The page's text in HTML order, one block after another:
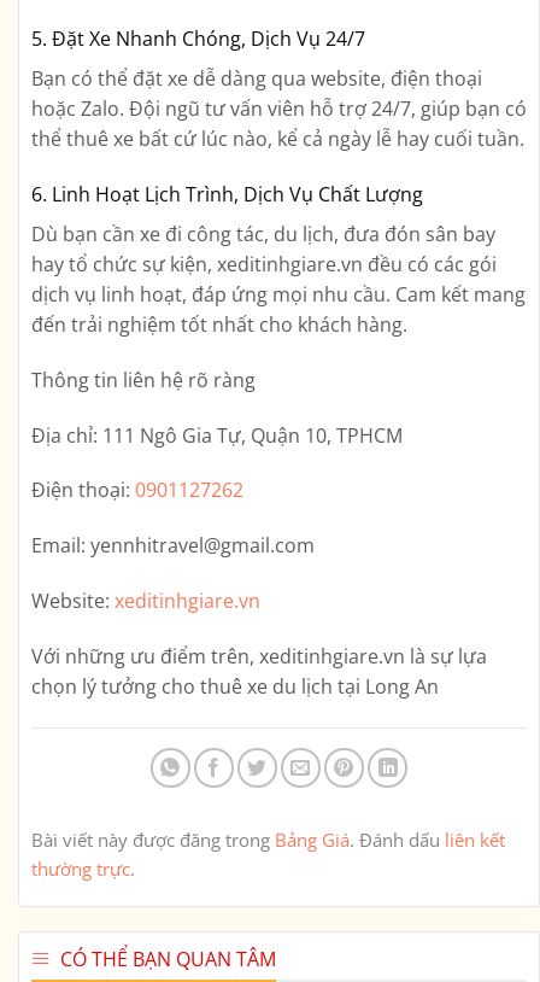
5. Đặt Xe Nhanh Chóng, Dịch Vụ 24/7
Bạn có thể đặt xe dễ dàng qua website, điện thoại
hoặc Zalo. Đội ngũ tư vấn viên hỗ trợ 24/7, giúp bạn có
thể thuê xe bất cứ lúc nào, kể cả ngày lễ hay cuối tuần.
6. Linh Hoạt Lịch Trình, Dịch Vụ Chất Lượng
Dù bạn cần xe đi công tác, du lịch, đưa đón sân bay
hay tổ chức sự kiện, xeditinhgiare.vn đều có các gói
dịch vụ linh hoạt, đáp ứng mọi nhu cầu. Cam kết mang
đến trải nghiệm tốt nhất cho khách hàng.
Thông tin liên hệ rõ ràng
Địa chỉ: 111 Ngô Gia Tự, Quận 10, TPHCM
Điện thoại: 0901127262
Email: yennhitravel@gmail.com
Website: xeditinhgiare.vn
Với những ưu điểm trên, xeditinhgiare.vn là sự lựa
chọn lý tưởng cho thuê xe du lịch tại Long An
Bài viết này được đăng trong Bảng Giá. Đánh dấu liên kết
thường trực.
CÓ THỂ BẠN QUAN TÂM